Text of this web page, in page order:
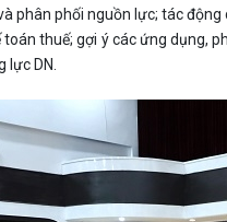
phân phối nguồn lực; tác
toán thuế; gợi ý các ứng dụng,
lực DN.